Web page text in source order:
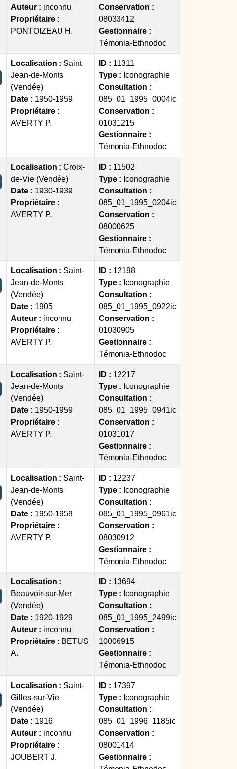
Auteur : inconnu
Propriétaire :
PONTOIZEAU H.
Conservation :
08033412
Gestionnaire :
Témonia-Ethnodoc
Localisation : Saint-
Jean-de-Monts
(Vendée)
Date : 1950-1959
Propriétaire :
AVERTY P.
ID : 11311
Type : Iconographie
Consultation :
085_01_1995_0004ic
Conservation :
01031215
Gestionnaire :
Témonia-Ethnodoc
Localisation : Croix-
de-Vie (Vendée)
Date : 1930-1939
Propriétaire :
AVERTY P.
ID : 11502
Type : Iconographie
Consultation :
085_01_1995_0204ic
Conservation :
08000625
Gestionnaire :
Témonia-Ethnodoc
Localisation : Saint-
Jean-de-Monts
(Vendée)
Date : 1905
Auteur : inconnu
Propriétaire :
AVERTY P.
ID : 12198
Type : Iconographie
Consultation :
085_01_1995_0922ic
Conservation :
01030905
Gestionnaire :
Témonia-Ethnodoc
Localisation : Saint-
Jean-de-Monts
(Vendée)
Date : 1950-1959
Propriétaire :
AVERTY P.
ID : 12217
Type : Iconographie
Consultation :
085_01_1995_0941ic
Conservation :
01031017
Gestionnaire :
Témonia-Ethnodoc
Localisation : Saint-
Jean-de-Monts
(Vendée)
Date : 1950-1959
Propriétaire :
AVERTY P.
ID : 12237
Type : Iconographie
Consultation :
085_01_1995_0961ic
Conservation :
08030912
Gestionnaire :
Témonia-Ethnodoc
Localisation :
Beauvoir-sur-Mer
(Vendée)
Date : 1920-1929
Auteur : inconnu
Propriétaire : BETUS
A.
ID : 13694
Type : Iconographie
Consultation :
085_01_1995_2499ic
Conservation :
10006915
Gestionnaire :
Témonia-Ethnodoc
Localisation : Saint-
Gilles-sur-Vie
(Vendée)
Date : 1916
Auteur : inconnu
Propriétaire :
JOUBERT J.
ID : 17397
Type : Iconographie
Consultation :
085_01_1996_1185ic
Conservation :
08001414
Gestionnaire :